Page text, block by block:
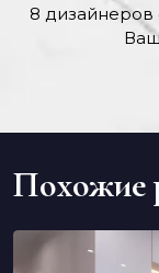
8 дизайнеров
Похожие